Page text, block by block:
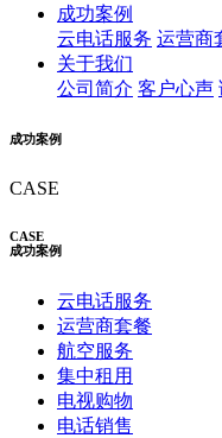
成功案例
云电话服务 运营商
关于我们
公司简介 客户心声
成功案例
CASE
CASE
成功案例
云电话服务
运营商套餐
航空服务
集中租用
电视购物
电话销售